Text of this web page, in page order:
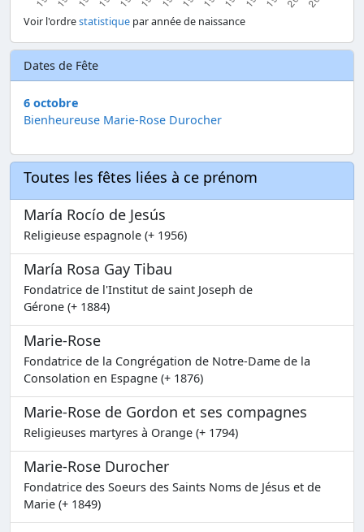
Voir l'ordrestatistique par année de naissance
Dates de Fête
6 octobre
Bienheureuse Marie-Rose Durocher
Toutes les fêtes liées à ce prénom
María Rocío de Jesús
Religieuse espagnole (+ 1956)
María Rosa Gay Tibau
Fondatrice de l'Institut de saint Joseph de
Gérone (+ 1884)
Marie-Rose
Fondatrice de la Congrégation de Notre-Dame de la
Consolation en Espagne (+ 1876)
Marie-Rose de Gordon et ses compagnes
Religieuses martyres à Orange (+ 1794)
Marie-Rose Durocher
Fondatrice des Soeurs des Saints Noms de Jésus et de
Marie (+ 1849)